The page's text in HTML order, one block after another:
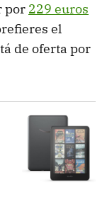
por 229 euros
el
de oferta por